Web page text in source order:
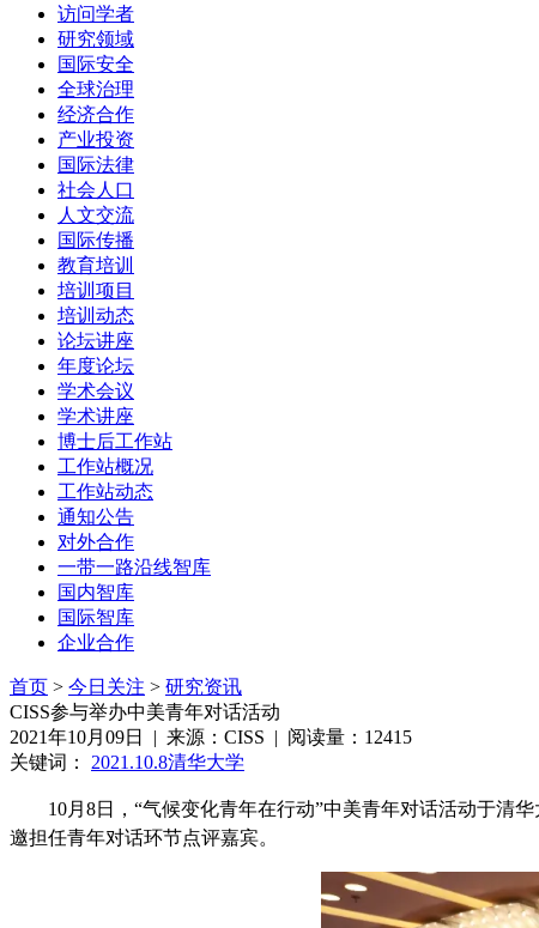
访问学者
研究领域
国际安全
全球治理
经济合作
产业投资
国际法律
社会人口
人文交流
国际传播
教育培训
培训项目
培训动态
论坛讲座
年度论坛
学术会议
学术讲座
博士后工作站
工作站概况
工作站动态
通知公告
对外合作
一带一路沿线智库
国内智库
国际智库
企业合作
首页 > 今日关注 > 研究资讯
CISS参与举办中美青年对话活动
2021年10月09日 | 来源：CISS | 阅读量：12415
关键词： 2021.10.8清华大学
10月8日，“气候变化青年在行动”中美青年对话活动于清
邀担任青年对话环节点评嘉宾。